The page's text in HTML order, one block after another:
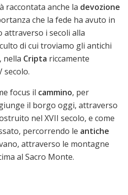
raccontata anche la devozione
che la fede ha avuto in
i secoli alla
di cui troviamo gli antichi
nella Cripta riccamente
secolo.
focus il cammino, per
il borgo oggi, attraverso
nel XVII secolo, e come
percorrendo le antiche
attraverso le montagne
al Sacro Monte.